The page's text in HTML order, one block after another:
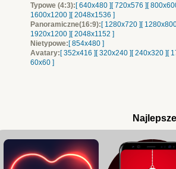
Typowe (4:3):[ 640x480 ][ 720x576 ][
1600x1200 ][ 2048x1536 ]
Panoramiczne(16:9):[ 1280x720 ][
1920x1200 ][ 2048x1152 ]
Nietypowe:[ 854x480 ]
Avatary:[ 352x416 ][ 320x240 ][ 240x320 ][
60x60 ]